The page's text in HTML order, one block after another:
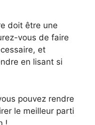
doit être une
vous de faire
et
en lisant si
pouvez rendre
le meilleur parti
!